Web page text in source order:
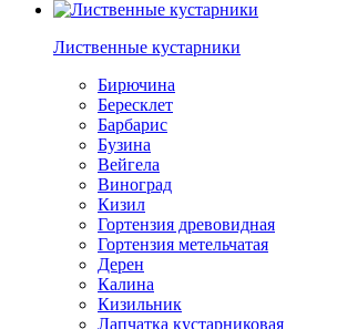
Лиственные кустарники
Бирючина
Бересклет
Барбарис
Бузина
Вейгела
Виноград
Кизил
Гортензия древовидная
Гортензия метельчатая
Дерен
Калина
Кизильник
Лапчатка кустарниковая